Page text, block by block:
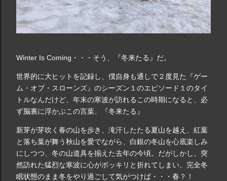
Winter Is Coming・・・そう、『冬来たる』だ。
世界的に大ヒットを記録し、僕自身も通しで２度見た『ゲー
ム・オブ・スローンズ』のシーズン１のエピソード１のタイ
トルなんだけど、年末の寒波が訪れるこの時期になると、必
ず脳裏に浮かぶこの言葉、『冬来たる』
新芽が芽吹く春の山を歩き、滝汗したたる夏山を越え、紅葉
と落ち葉が舞う秋山を愛でながら、白銀の冬山を心底楽しみ
にしつつ、冬の山道具を揃えた去年の今頃。だがしかし、突
然訪れた猛烈な寒波に心がポッキリと折れてしまい、完全冬
眠状態のまま冬をやり過ごして気がつけば・・・春？！